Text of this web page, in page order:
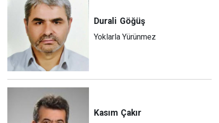
Durali Göğüş
Yoklarla Yürünmez
Kasım Çakır